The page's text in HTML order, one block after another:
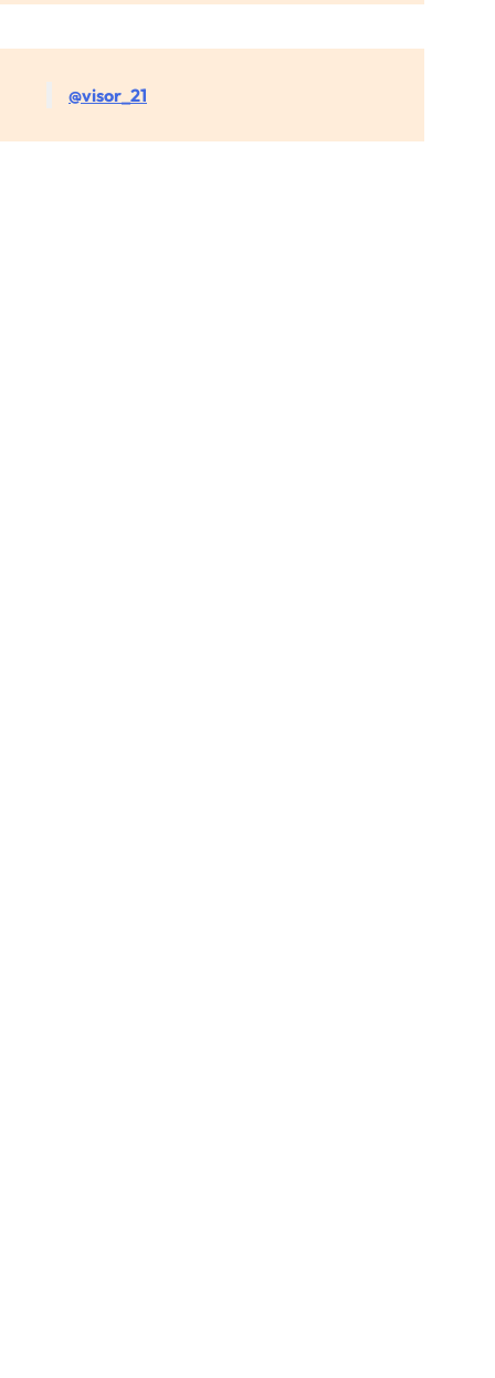
@visor_21